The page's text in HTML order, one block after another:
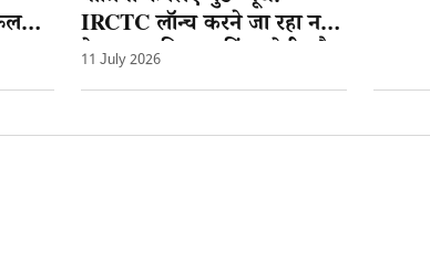
IRCTC लॉन्च करने जा रहा नई
वेबसाइट, टिकट बुकिंग होगी और
आसान
11 July 2026